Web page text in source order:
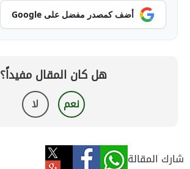
أضف كمصدر مفضل على Google
هل كان المقال مفيداً؟
نعم لا
شارك المقالة